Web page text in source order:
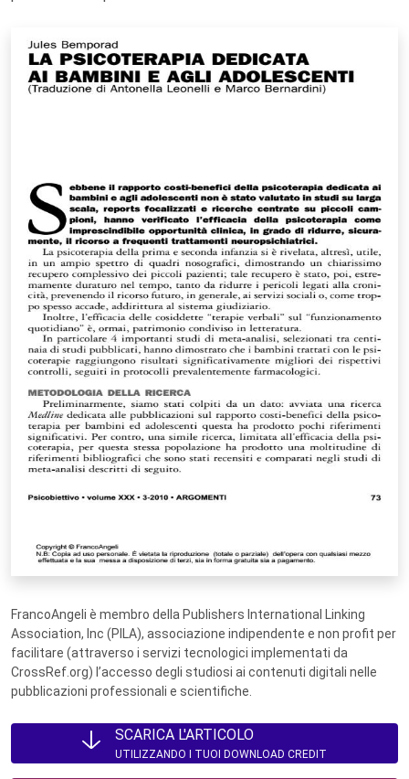
FrancoAngeli è membro della Publishers International Linking
Association, Inc (PILA), associazione indipendente e non profit per
facilitare (attraverso i servizi tecnologici implementati da
CrossRef.org) l’accesso degli studiosi ai contenuti digitali nelle
pubblicazioni professionali e scientifiche.
SCARICA L'ARTICOLO
UTILIZZANDO I TUOI DOWNLOAD CREDIT